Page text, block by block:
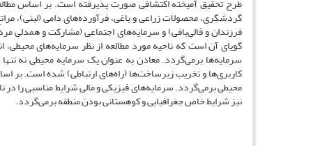
گردشگری، محصولات زراعی و باغی، فرآورده‌های دامی (لبنی)،
فرزندان و قالی‌بافی) و سرمایه‌های اجتماعی (مشارکت و همدلی
گویای آن است که ناحیه مورد مطالعه از نظر سرمایه‌های محیطی،
سرمایه‌ها برمی‌گردد. معادن به عنوان یک سرمایه محیطی نه
کاربری‌ها و تخریب زیرساخت‌ها (راه‌های ارتباطی) شده است. بر
محیطی بر‌می‌گردد. سرمایه‌های فیزیکی و مالی شرایط مناسبی را
نیز شرایط خاص جغرافیایی و کوهستانی بودن منطقه برمی‌گردد.